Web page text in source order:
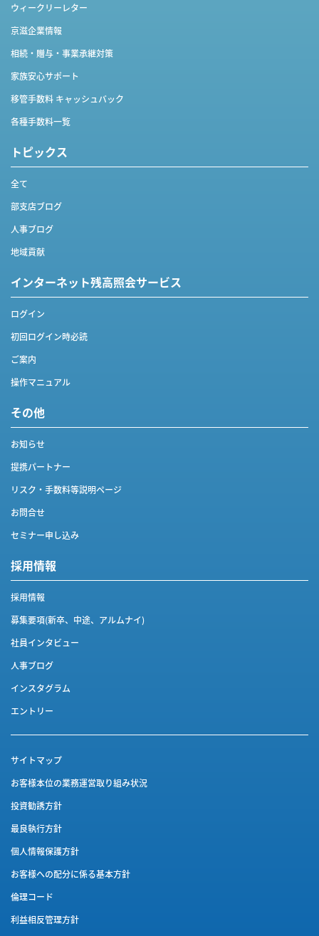
ウィークリーレター
京滋企業情報
相続・贈与・事業承継対策
家族安心サポート
移管手数料 キャッシュバック
各種手数料一覧
トピックス
全て
部支店ブログ
人事ブログ
地域貢献
インターネット残高照会サービス
ログイン
初回ログイン時必読
ご案内
操作マニュアル
その他
お知らせ
提携パートナー
リスク・手数料等説明ページ
お問合せ
セミナー申し込み
採用情報
採用情報
募集要項(新卒、中途、アルムナイ)
社員インタビュー
人事ブログ
インスタグラム
エントリー
サイトマップ
お客様本位の業務運営取り組み状況
投資勧誘方針
最良執行方針
個人情報保護方針
お客様への配分に係る基本方針
倫理コード
利益相反管理方針